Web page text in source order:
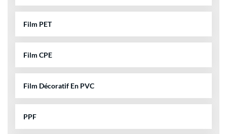
Film PET
Film CPE
Film Décoratif En PVC
PPF